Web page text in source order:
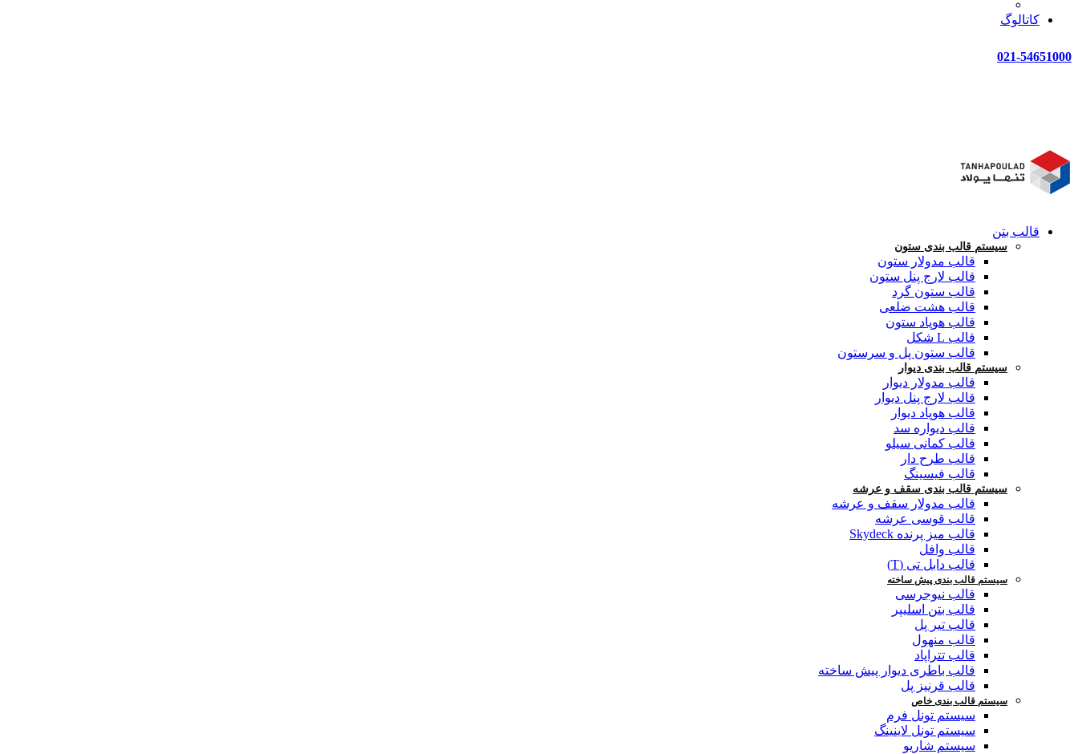
کاتالوگ
021-54651000
قالب بتن
سیستم قالب بندی ستون
قالب مدولار ستون
قالب لارج پنل ستون
قالب ستون گرد
قالب هشت ضلعی
قالب هوپاد ستون
قالب L شکل
قالب ستون پل و سرستون
سیستم قالب بندی دیوار
قالب مدولار دیوار
قالب لارج پنل دیوار
قالب هوپاد دیوار
قالب دیواره سد
قالب کمانی سیلو
قالب طرح دار
قالب فیسینگ
سیستم قالب بندی سقف و عرشه
قالب مدولار سقف و عرشه
قالب قوسی عرشه
قالب میز پرنده Skydeck
قالب وافل
قالب دابل تی (T)
سیستم قالب بندی پیش ساخته
قالب نیوجرسی
قالب بتن اسلیپر
قالب تیر پل
قالب منهول
قالب تتراپاد
قالب باطری دیوار پیش ساخته
قالب قرنیز پل
سیستم قالب بندی خاص
سیستم تونل فرم
سیستم تونل لاینینگ
سیستم شاریو